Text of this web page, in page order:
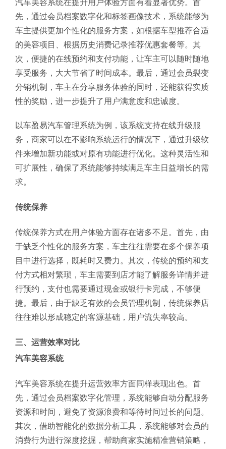
汽车美容系统在提升用户体验方面有着显著优势。首
先，通过会员档案数字化和标签画像技术，系统能够为
车主提供更加个性化的服务方案，如根据车型推荐合适
的美容项目、根据历史消费记录推荐优惠套餐等。其
次，便捷的在线预约和支付功能，让车主可以随时随地
享受服务，大大节省了时间成本。最后，通过会员裂变
分销机制，车主在分享服务体验的同时，还能获得实质
性的奖励，进一步提升了用户满意度和忠诚度。
以车盈易汽车管理系统为例，该系统支持在线升级服
务，商家可以在不影响系统运行的情况下，通过升级软
件来增加新功能或对原有功能进行优化。这种灵活性和
可扩展性，确保了系统能够持续满足车主日益增长的需
求。
传统保养
传统保养方式在用户体验方面存在诸多不足。首先，由
于缺乏个性化的服务方案，车主往往需要在多个保养项
目中进行选择，既耗时又费力。其次，传统的预约和支
付方式相对繁琐，车主需要到店才能了解服务详情并进
行预约，支付也需要通过现金或银行卡完成，不够便
捷。最后，由于缺乏有效的会员管理机制，传统保养店
往往难以形成稳定的客源基础，用户流失率较高。
三、运营效率对比
汽车美容系统
汽车美容系统在提升运营效率方面同样表现出色。首
先，通过会员档案数字化管理，系统能够自动分配服务
资源和时间，避免了资源浪费和等待时间过长的问题。
其次，借助智能化的数据分析工具，系统能够对会员的
消费行为进行深度挖掘，帮助商家实施精准营销策略，